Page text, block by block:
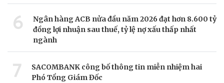
6
Ngân hàng ACB nửa đầu năm 2026 đạt hơn 8.600 tỷ
đồng lợi nhuận sau thuế, tỷ lệ nợ xấu thấp nhất
ngành
7
SACOMBANK công bố thông tin miễn nhiệm hai
Phó Tổng Giám Đốc